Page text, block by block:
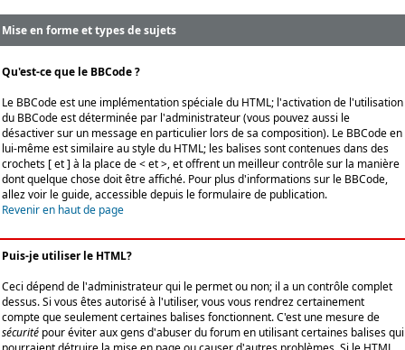
Mise en forme et types de sujets
Qu'est-ce que le BBCode ?
Le BBCode est une implémentation spéciale du HTML; l'activation de l'utilisation
du BBCode est déterminée par l'administrateur (vous pouvez aussi le
désactiver sur un message en particulier lors de sa composition). Le BBCode en
lui-même est similaire au style du HTML; les balises sont contenues dans des
crochets [ et ] à la place de < et >, et offrent un meilleur contrôle sur la manière
dont quelque chose doit être affiché. Pour plus d'informations sur le BBCode,
allez voir le guide, accessible depuis le formulaire de publication.
Revenir en haut de page
Puis-je utiliser le HTML?
Ceci dépend de l'administrateur qui le permet ou non; il a un contrôle complet
dessus. Si vous êtes autorisé à l'utiliser, vous vous rendrez certainement
compte que seulement certaines balises fonctionnent. C'est une mesure de
sécurité pour éviter aux gens d'abuser du forum en utilisant certaines balises qui